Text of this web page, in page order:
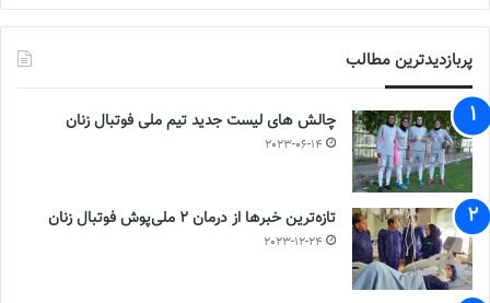
پربازدیدترین مطالب
چالش هاى ليست جدید تيم ملى فوتبال زنان
2023-06-14
تازه‌ترین خبرها از درمان ۲ ملی‌پوش فوتبال زنان
2023-12-24